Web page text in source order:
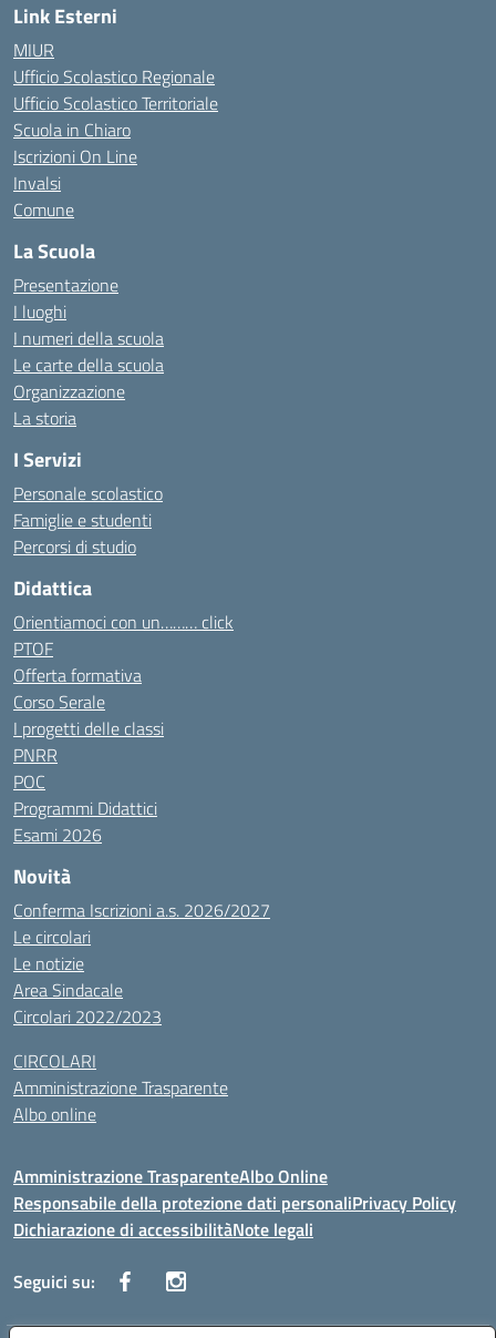
Link Esterni
MIUR
Ufficio Scolastico Regionale
Ufficio Scolastico Territoriale
Scuola in Chiaro
Iscrizioni On Line
Invalsi
Comune
La Scuola
Presentazione
I luoghi
I numeri della scuola
Le carte della scuola
Organizzazione
La storia
I Servizi
Personale scolastico
Famiglie e studenti
Percorsi di studio
Didattica
Orientiamoci con un……… click
PTOF
Offerta formativa
Corso Serale
I progetti delle classi
PNRR
POC
Programmi Didattici
Esami 2026
Novità
Conferma Iscrizioni a.s. 2026/2027
Le circolari
Le notizie
Area Sindacale
Circolari 2022/2023
CIRCOLARI
Amministrazione Trasparente
Albo online
Amministrazione TrasparenteAlbo Online
Responsabile della protezione dati personaliPrivacy Policy
Dichiarazione di accessibilitàNote legali
Seguici su: